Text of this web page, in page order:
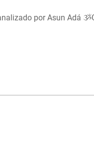
por Asun Adá